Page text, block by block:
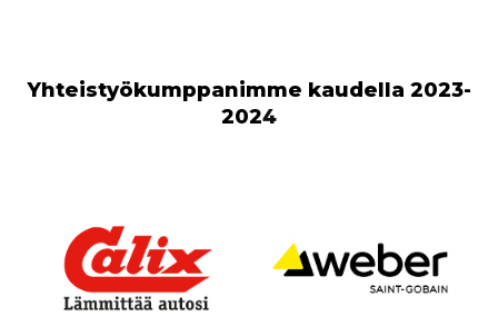
Yhteistyökumppanimme kaudella 2023-
2024